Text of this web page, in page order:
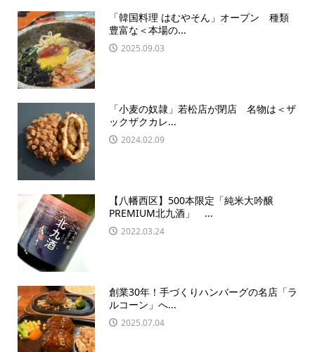
「韓国料理 はむやそん」オープン 種類
豊富な＜本場の...
2025.09.03
「小麦の奴隷」若松店が閉店 名物は＜ザ
ックザクカレ...
2024.02.09
【八幡西区】500本限定「純米大吟醸
PREMIUM北九酒」 ...
2022.03.24
創業30年！手づくりハンバーグの名店「ラ
ルコーン」へ...
2025.07.04